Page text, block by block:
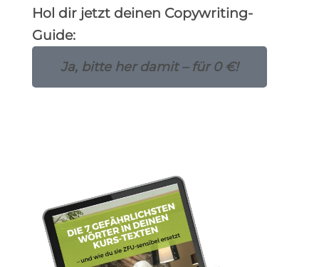
Hol dir jetzt deinen Copywriting-
Guide:
Ja, bitte her damit – für 0 €!